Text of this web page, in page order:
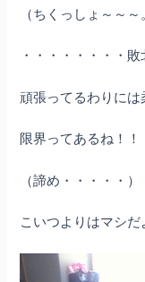
（ちくっしょ～～～
・・・・・・・・
頑張ってるわりに
限界ってあるね！！
（諦め・・・・・）
こいつよりはマシ